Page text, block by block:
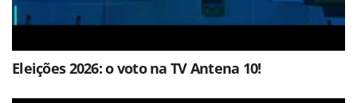
Eleições 2026: o voto na TV Antena 10!